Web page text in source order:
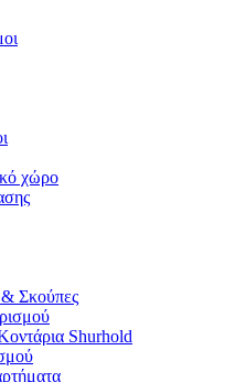
χώρο
& Σκούπες
Shurhold